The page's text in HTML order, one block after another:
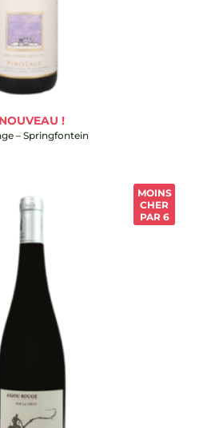
NOUVEAU !
– Springfontein
MOINS
CHER
PAR 6